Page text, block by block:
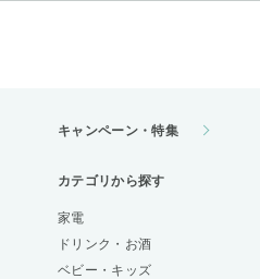
キャンペーン・特集
カテゴリから探す
家電
ドリンク・お酒
ベビー・キッズ